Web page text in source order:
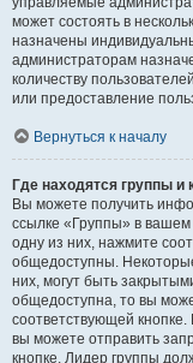
может состоять в
назначены
администраторам
количеству
или предоставление
Вернуться к началу
Где находятся группы и
Вы можете получить
ссылке «Группы» в вашем
одну из них, нажмите
общедоступны.
них, могут быть
общедоступна, то вы
соответствующей кнопке.
вы можете отправить
кнопке. Лидер группы